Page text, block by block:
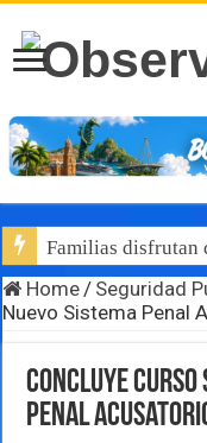
Familias disfrutan
Home / Seguridad
Nuevo Sistema Penal
Concluye curso
Penal